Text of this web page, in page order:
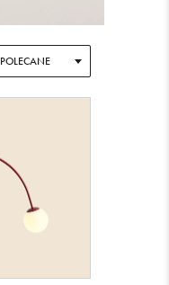
POLECANE